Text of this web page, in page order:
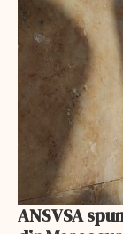
ANSVSA